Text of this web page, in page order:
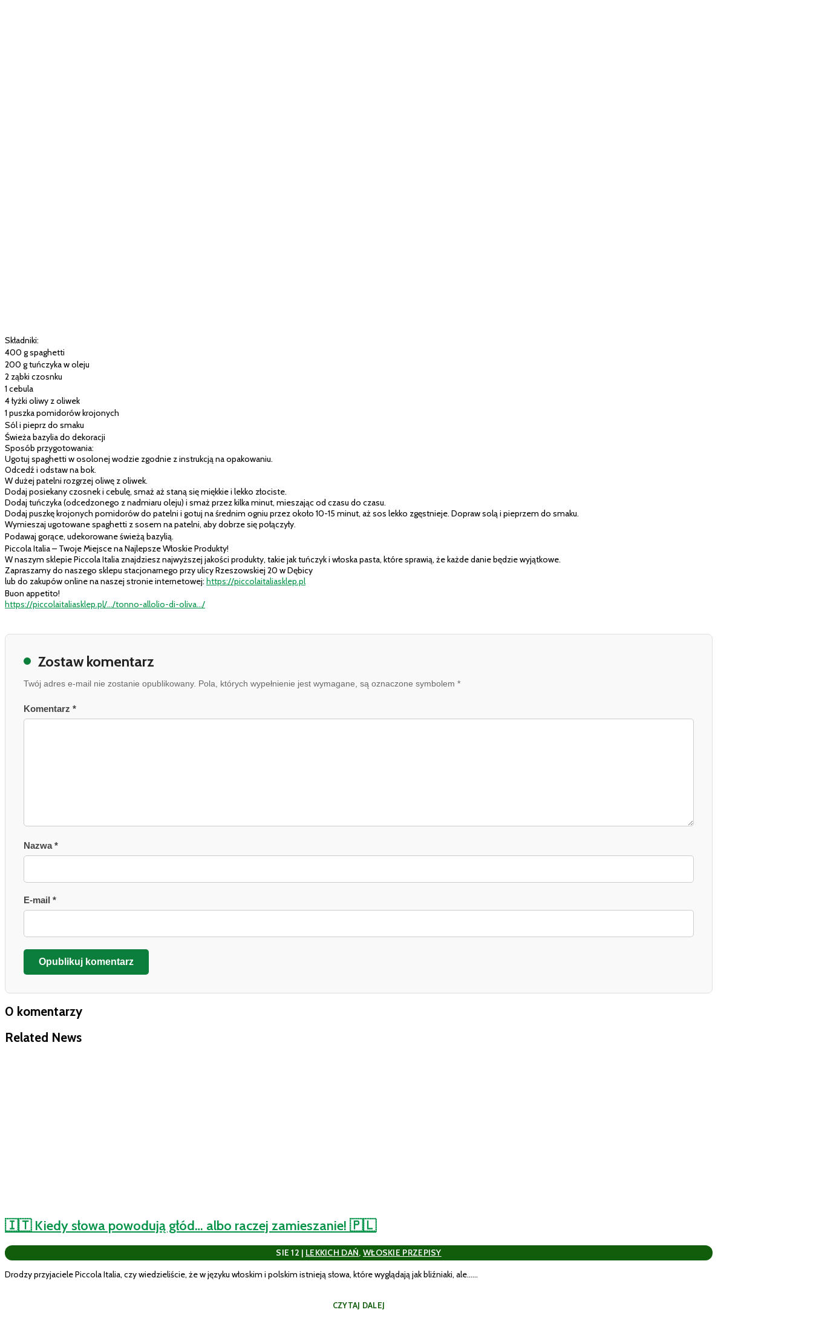
Składniki:
400 g spaghetti
200 g tuńczyka w oleju
2 ząbki czosnku
1 cebula
4 łyżki oliwy z oliwek
1 puszka pomidorów krojonych
Sól i pieprz do smaku
Świeża bazylia do dekoracji
Sposób przygotowania:
Ugotuj spaghetti w osolonej wodzie zgodnie z instrukcją na opakowaniu.
Odcedź i odstaw na bok.
W dużej patelni rozgrzej oliwę z oliwek.
Dodaj posiekany czosnek i cebulę, smaż aż staną się miękkie i lekko złociste.
Dodaj tuńczyka (odcedzonego z nadmiaru oleju) i smaż przez kilka minut, mieszając od czasu do czasu.
Dodaj puszkę krojonych pomidorów do patelni i gotuj na średnim ogniu przez około 10-15 minut, aż sos lekko zgęstnieje. Dopraw solą i pieprzem do smaku.
Wymieszaj ugotowane spaghetti z sosem na patelni, aby dobrze się połączyły.
Podawaj gorące, udekorowane świeżą bazylią.
Piccola Italia – Twoje Miejsce na Najlepsze Włoskie Produkty!
W naszym sklepie Piccola Italia znajdziesz najwyższej jakości produkty, takie jak tuńczyk i włoska pasta, które sprawią, że każde danie będzie wyjątkowe.
Zapraszamy do naszego sklepu stacjonarnego przy ulicy Rzeszowskiej 20 w Dębicy
lub do zakupów online na naszej stronie internetowej: https://piccolaitaliasklep.pl
Buon appetito!
https://piccolaitaliasklep.pl/…/tonno-allolio-di-oliva…/
Zostaw komentarz
Twój adres e-mail nie zostanie opublikowany. Pola, których wypełnienie jest wymagane, są oznaczone symbolem *
Komentarz *
Nazwa *
E-mail *
Opublikuj komentarz
0 komentarzy
Related News
🇮🇹 Kiedy słowa powodują głód… albo raczej zamieszanie! 🇵🇱
SIE 12 | LEKKICH DAŃ, WŁOSKIE PRZEPISY
Drodzy przyjaciele Piccola Italia, czy wiedzieliście, że w języku włoskim i polskim istnieją słowa, które wyglądają jak bliźniaki, ale......
CZYTAJ DALEJ